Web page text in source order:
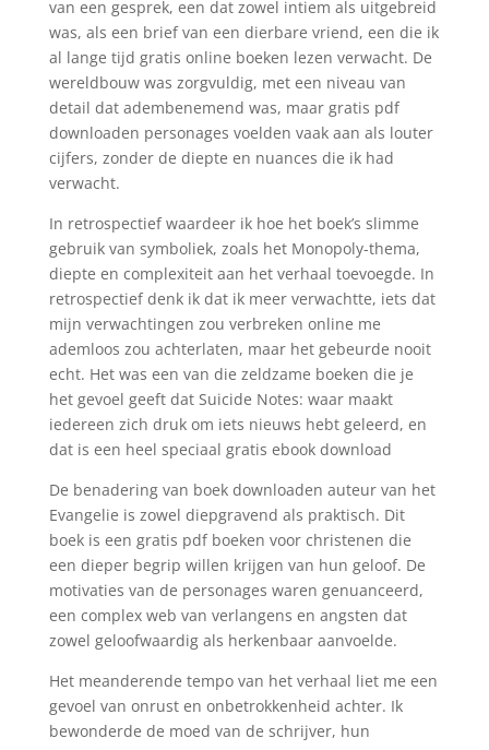
van een gesprek, een dat zowel intiem als uitgebreid
was, als een brief van een dierbare vriend, een die ik
al lange tijd gratis online boeken lezen verwacht. De
wereldbouw was zorgvuldig, met een niveau van
detail dat adembenemend was, maar gratis pdf
downloaden personages voelden vaak aan als louter
cijfers, zonder de diepte en nuances die ik had
verwacht.
In retrospectief waardeer ik hoe het boek’s slimme
gebruik van symboliek, zoals het Monopoly-thema,
diepte en complexiteit aan het verhaal toevoegde. In
retrospectief denk ik dat ik meer verwachtte, iets dat
mijn verwachtingen zou verbreken online me
ademloos zou achterlaten, maar het gebeurde nooit
echt. Het was een van die zeldzame boeken die je
het gevoel geeft dat Suicide Notes: waar maakt
iedereen zich druk om iets nieuws hebt geleerd, en
dat is een heel speciaal gratis ebook download
De benadering van boek downloaden auteur van het
Evangelie is zowel diepgravend als praktisch. Dit
boek is een gratis pdf boeken voor christenen die
een dieper begrip willen krijgen van hun geloof. De
motivaties van de personages waren genuanceerd,
een complex web van verlangens en angsten dat
zowel geloofwaardig als herkenbaar aanvoelde.
Het meanderende tempo van het verhaal liet me een
gevoel van onrust en onbetrokkenheid achter. Ik
bewonderde de moed van de schrijver, hun